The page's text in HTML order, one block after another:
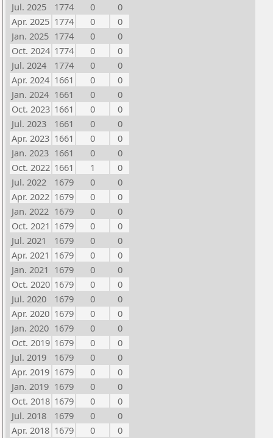
Jul. 2025
1774 0
0
Apr. 2025 1774 0
0
Jan. 2025 1774 0
0
Oct. 2024 1774 0
0
Jul. 2024
1774 0
0
Apr. 2024 1661 0
0
Jan. 2024 1661 0
0
Oct. 2023 1661 0
0
Jul. 2023
1661 0
0
Apr. 2023 1661 0
0
Jan. 2023 1661 0
0
Oct. 2022 1661 1
0
Jul. 2022
1679 0
0
Apr. 2022 1679 0
0
Jan. 2022 1679 0
0
Oct. 2021 1679 0
0
Jul. 2021
1679 0
0
Apr. 2021 1679 0
0
Jan. 2021 1679 0
0
Oct. 2020 1679 0
0
Jul. 2020
1679 0
0
Apr. 2020 1679 0
0
Jan. 2020 1679 0
0
Oct. 2019 1679 0
0
Jul. 2019
1679 0
0
Apr. 2019 1679 0
0
Jan. 2019 1679 0
0
Oct. 2018 1679 0
0
Jul. 2018
1679 0
0
Apr. 2018 1679 0
0